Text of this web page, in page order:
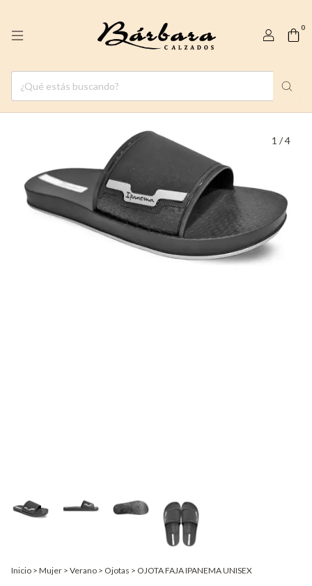
0
1 /4
Inicio > Mujer > Verano > Ojotas > OJOTA FAJA IPANEMA UNISEX